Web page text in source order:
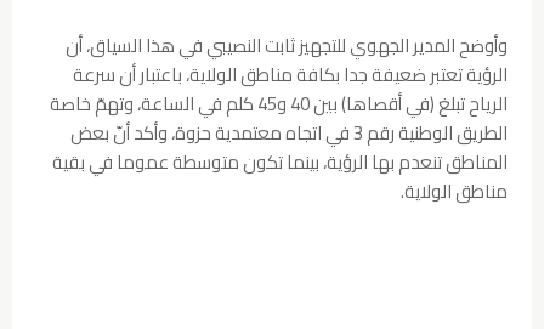
وأوضح المدير الجهوي للتجهيز ثابت النصيبي في هذا السياق، أن
الرؤية تعتبر ضعيفة جدا بكافة مناطق الولاية، باعتبار أن سرعة
الرياح تبلغ (في أقصاها) بين 40 و45 كلم في الساعة، وتهمّ خاصة
الطريق الوطنية رقم 3 في اتجاه معتمدية حزوة، وأكد أنّ بعض
المناطق تنعدم بها الرؤية، بينما تكون متوسطة عموما في بقية
مناطق الولاية.